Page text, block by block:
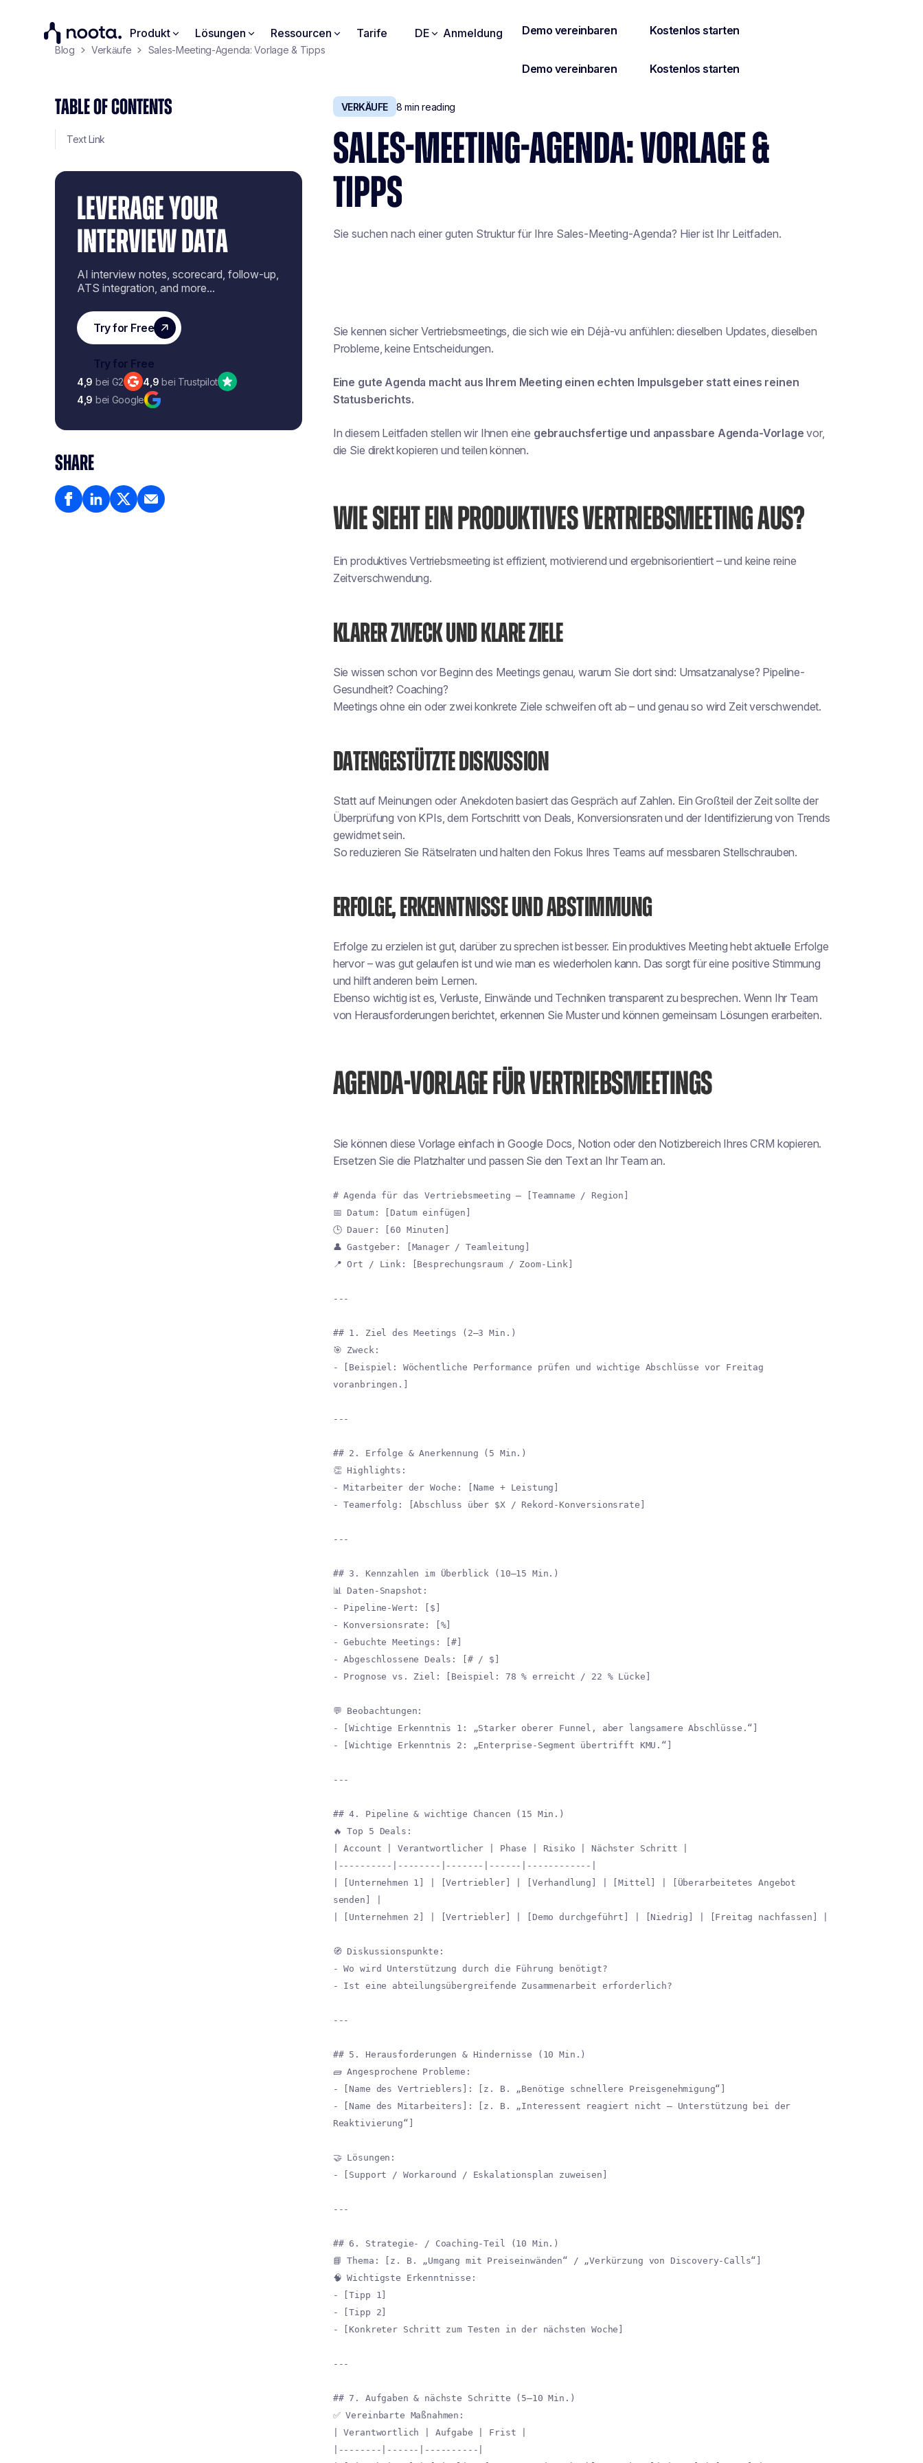
Produkt Lösungen Ressourcen Tarife DE Anmeldung
Blog Verkäufe Sales-Meeting-Agenda: Vorlage & Tipps
TABLE OF CONTENTS
Text Link
LEVERAGE YOUR
INTERVIEW DATA
AI interview notes, scorecard, follow-up,
ATS integration, and more...
4,9 bei G2 4,9 bei Trustpilot
4,9 bei Google
SHARE
VERKÄUFE 8 min reading
SALES-MEETING-AGENDA: VORLAGE &
TIPPS
Sie suchen nach einer guten Struktur für Ihre Sales-Meeting-Agenda? Hier ist Ihr Leitfaden.
Sie kennen sicher Vertriebsmeetings, die sich wie ein Déjà-vu anfühlen: dieselben Updates, dieselben
Probleme, keine Entscheidungen.
Eine gute Agenda macht aus Ihrem Meeting einen echten Impulsgeber statt eines reinen
Statusberichts.
In diesem Leitfaden stellen wir Ihnen eine gebrauchsfertige und anpassbare Agenda-Vorlage vor,
die Sie direkt kopieren und teilen können.
WIE SIEHT EIN PRODUKTIVES VERTRIEBSMEETING AUS?
Ein produktives Vertriebsmeeting ist effizient, motivierend und ergebnisorientiert – und keine reine
Zeitverschwendung.
KLARER ZWECK UND KLARE ZIELE
Sie wissen schon vor Beginn des Meetings genau,warum Sie dort sind: Umsatzanalyse? Pipeline-
Gesundheit? Coaching?
Meetings ohne ein oder zwei konkrete Ziele schweifen oft ab – und genau so wird Zeit verschwendet.
DATENGESTÜTZTE DISKUSSION
Statt auf Meinungen oder Anekdoten basiert das Gespräch auf Zahlen. Ein Großteil der Zeit sollte der
Überprüfung von KPIs, dem Fortschritt von Deals, Konversionsraten und der Identifizierung von Trends
gewidmet sein.
So reduzieren Sie Rätselraten und halten den Fokus Ihres Teams auf messbaren Stellschrauben.
ERFOLGE, ERKENNTNISSE UND ABSTIMMUNG
Erfolge zu erzielen ist gut, darüber zu sprechen ist besser. Ein produktives Meeting hebt aktuelle Erfolge
hervor – was gut gelaufen ist und wie man es wiederholen kann. Das sorgt für eine positive Stimmung
und hilft anderen beim Lernen.
Ebenso wichtig ist es, Verluste, Einwände und Techniken transparent zu besprechen. Wenn Ihr Team
von Herausforderungen berichtet, erkennen Sie Muster und können gemeinsam Lösungen erarbeiten.
AGENDA-VORLAGE FÜR VERTRIEBSMEETINGS
Sie können diese Vorlage einfach in Google Docs, Notion oder den Notizbereich Ihres CRM kopieren.
Ersetzen Sie die Platzhalter und passen Sie den Text an Ihr Team an.
# Agenda für das Vertriebsmeeting — [Teamname / Region]
📅 Datum: [Datum einfügen]
🕒 Dauer: [60 Minuten]
👤 Gastgeber: [Manager / Teamleitung]
📍 Ort / Link: [Besprechungsraum / Zoom-Link]
---
## 1. Ziel des Meetings (2–3 Min.)
🎯 Zweck:
- [Beispiel: Wöchentliche Performance prüfen und wichtige Abschlüsse vor Freitag
voranbringen.]
---
## 2. Erfolge & Anerkennung (5 Min.)
👏 Highlights:
- Mitarbeiter der Woche: [Name + Leistung]
- Teamerfolg: [Abschluss über $X / Rekord-Konversionsrate]
---
## 3. Kennzahlen im Überblick (10–15 Min.)
📊 Daten-Snapshot:
- Pipeline-Wert: [$]
- Konversionsrate: [%]
- Gebuchte Meetings: [#]
- Abgeschlossene Deals: [# / $]
- Prognose vs. Ziel: [Beispiel: 78 % erreicht / 22 % Lücke]
💬 Beobachtungen:
- [Wichtige Erkenntnis 1: „Starker oberer Funnel, aber langsamere Abschlüsse.“]
- [Wichtige Erkenntnis 2: „Enterprise-Segment übertrifft KMU.“]
---
## 4. Pipeline & wichtige Chancen (15 Min.)
🔥 Top 5 Deals:
| Account | Verantwortlicher | Phase | Risiko | Nächster Schritt |
|----------|--------|-------|------|------------|
| [Unternehmen 1] | [Vertriebler] | [Verhandlung] | [Mittel] | [Überarbeitetes Angebot
senden] |
| [Unternehmen 2] | [Vertriebler] | [Demo durchgeführt] | [Niedrig] | [Freitag nachfassen] |
🧭 Diskussionspunkte:
- Wo wird Unterstützung durch die Führung benötigt?
- Ist eine abteilungsübergreifende Zusammenarbeit erforderlich?
---
## 5. Herausforderungen & Hindernisse (10 Min.)
🧱 Angesprochene Probleme:
- [Name des Vertrieblers]: [z. B. „Benötige schnellere Preisgenehmigung“]
- [Name des Mitarbeiters]: [z. B. „Interessent reagiert nicht – Unterstützung bei der
Reaktivierung“]
🤝 Lösungen:
- [Support / Workaround / Eskalationsplan zuweisen]
---
## 6. Strategie- / Coaching-Teil (10 Min.)
📘 Thema: [z. B. „Umgang mit Preiseinwänden“ / „Verkürzung von Discovery-Calls“]
🧠 Wichtigste Erkenntnisse:
- [Tipp 1]
- [Tipp 2]
- [Konkreter Schritt zum Testen in der nächsten Woche]
---
## 7. Aufgaben & nächste Schritte (5–10 Min.)
✅ Vereinbarte Maßnahmen:
| Verantwortlich | Aufgabe | Frist |
|--------|------|----------|